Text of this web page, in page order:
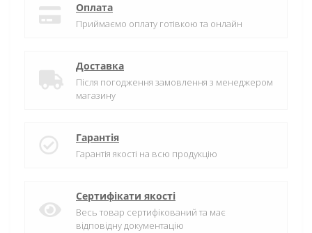
Оплата
Приймаємо оплату готівкою та онлайн
Доставка
Після погодження замовлення з менеджером
магазину
Гарантія
Гарантія якості на всю продукцію
Сертифікати якості
Весь товар сертифікований та має
відповідну документацію